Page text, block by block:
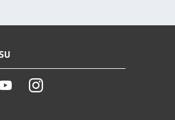
YoutubeInstagram